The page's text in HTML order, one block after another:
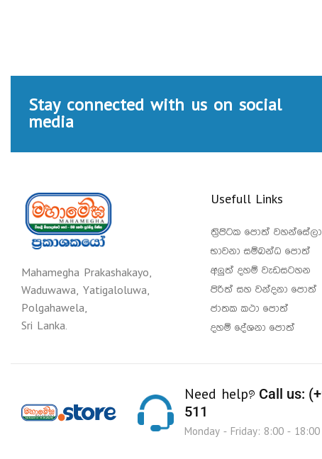
Stay connected with us on social
media
Mahamegha Prakashakayo,
Waduwawa, Yatigaloluwa,
Polgahawela,
Sri Lanka.
Usefull Links
ත්‍රිපිටක පොත් වහන්සේලා
භාවනා සම්බන්ධ පොත්
අලුත් දහම් වැඩසටහන
පිරිත් සහ වන්දනා පොත්
ජාතක කථා පොත්
දහම් දේශනා පොත්
Need help? Call us:
511
Monday - Friday: 8:00 -